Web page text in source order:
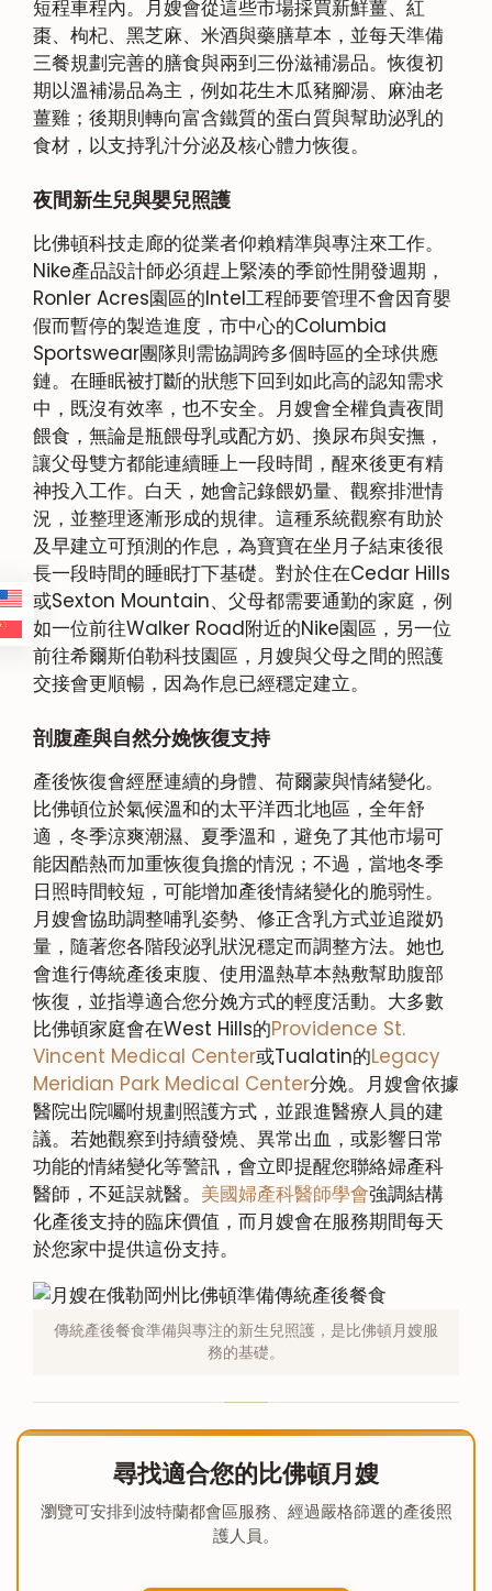
短程車程內。月嫂會從這些市場採買新鮮薑、紅
棗、枸杞、黑芝麻、米酒與藥膳草本，並每天準備
三餐規劃完善的膳食與兩到三份滋補湯品。恢復初
期以溫補湯品為主，例如花生木瓜豬腳湯、麻油老
薑雞；後期則轉向富含鐵質的蛋白質與幫助泌乳的
食材，以支持乳汁分泌及核心體力恢復。
夜間新生兒與嬰兒照護
比佛頓科技走廊的從業者仰賴精準與專注來工作。
Nike產品設計師必須趕上緊湊的季節性開發週期，
Ronler Acres園區的Intel工程師要管理不會因育嬰
假而暫停的製造進度，市中心的Columbia
Sportswear團隊則需協調跨多個時區的全球供應
鏈。在睡眠被打斷的狀態下回到如此高的認知需求
中，既沒有效率，也不安全。月嫂會全權負責夜間
餵食，無論是瓶餵母乳或配方奶、換尿布與安撫，
讓父母雙方都能連續睡上一段時間，醒來後更有精
神投入工作。白天，她會記錄餵奶量、觀察排泄情
況，並整理逐漸形成的規律。這種系統觀察有助於
及早建立可預測的作息，為寶寶在坐月子結束後很
長一段時間的睡眠打下基礎。對於住在Cedar Hills
或Sexton Mountain、父母都需要通勤的家庭，例
如一位前往Walker Road附近的Nike園區，另一位
前往希爾斯伯勒科技園區，月嫂與父母之間的照護
交接會更順暢，因為作息已經穩定建立。
剖腹產與自然分娩恢復支持
產後恢復會經歷連續的身體、荷爾蒙與情緒變化。
比佛頓位於氣候溫和的太平洋西北地區，全年舒
適，冬季涼爽潮濕、夏季溫和，避免了其他市場可
能因酷熱而加重恢復負擔的情況；不過，當地冬季
日照時間較短，可能增加產後情緒變化的脆弱性。
月嫂會協助調整哺乳姿勢、修正含乳方式並追蹤奶
量，隨著您各階段泌乳狀況穩定而調整方法。她也
會進行傳統產後束腹、使用溫熱草本熱敷幫助腹部
恢復，並指導適合您分娩方式的輕度活動。大多數
比佛頓家庭會在West Hills的Providence St.
Vincent Medical Center或Tualatin的Legacy
Meridian Park Medical Center分娩。月嫂會依據
醫院出院囑咐規劃照護方式，並跟進醫療人員的建
議。若她觀察到持續發燒、異常出血，或影響日常
功能的情緒變化等警訊，會立即提醒您聯絡婦產科
醫師，不延誤就醫。 美國婦產科醫師學會強調結構
化產後支持的臨床價值，而月嫂會在服務期間每天
於您家中提供這份支持。
傳統產後餐食準備與專注的新生兒照護，是比佛頓月嫂服
務的基礎。
尋找適合您的比佛頓月嫂
瀏覽可安排到波特蘭都會區服務、經過嚴格篩選的產後照
護人員。